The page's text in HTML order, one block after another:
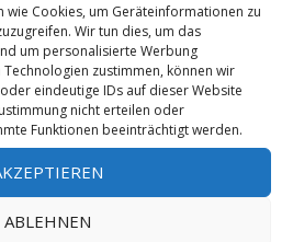
wie Cookies, um Geräteinformationen zu
Wir tun dies, um das
um personalisierte Werbung
Technologien zustimmen, können wir
eindeutige IDs auf dieser Website
nicht erteilen oder
Funktionen beeinträchtigt werden.
ABLEHNEN
wiederholt
(8B+)" in